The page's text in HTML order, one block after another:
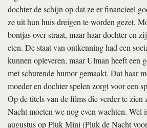
dochter de schijn op dat ze er financieel
ze uit hun huis dreigen te worden gezet.
bontjas over straat, maar haar dochter en
eten. De staat van ontkenning had een
kunnen opleveren, maar Ulman heeft een
met schurende humor gemaakt. Dat haar
moeder en dochter spelen zorgt voor een
Op de titels van de films die verder te
Nacht moeten we nog even wachten. Wel
augustus op Pluk Mini (Pluk de Nacht